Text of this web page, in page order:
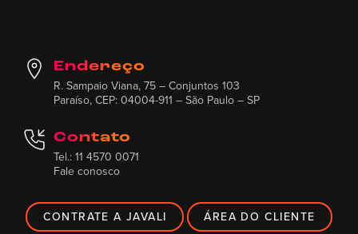
Endereço
R. Sampaio Viana, 75 – Conjuntos 103
Paraíso, CEP: 04004-911 – São Paulo – SP
Contato
Tel.: 11 4570 0071
Fale conosco
CONTRATE A JAVALI ÁREA DO CLIENTE